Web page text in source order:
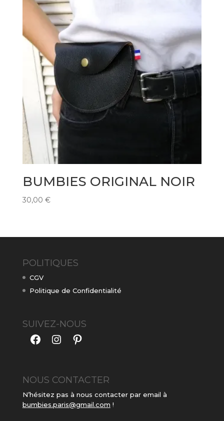
BUMBIES ORIGINAL NOIR
30,00 €
POLITIQUES
CGV
Politique de Confidentialité
SUIVEZ-NOUS
FacebookInstagramPinterest
NOUS CONTACTER
N’hésitez pas à nous contacter par email à
bumbies.paris@gmail.com !